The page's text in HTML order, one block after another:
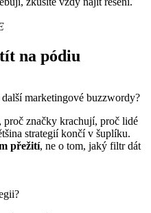
na pódiu
marketingové buzzwordy?
značky krachují, proč lidé
strategií končí v šuplíku.
přežití, ne o tom, jaký filtr dát